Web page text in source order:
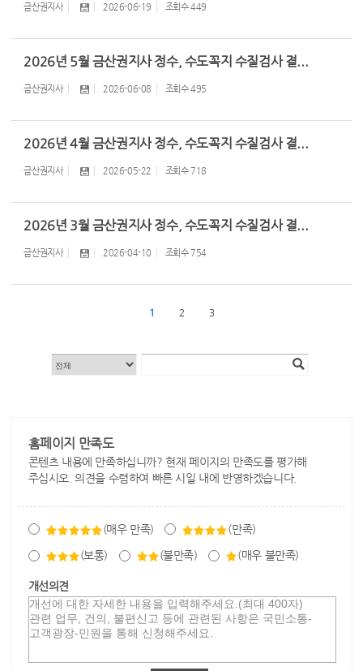
금산권지사 2026-06-19 조회수449
2026년 5월 금산권지사 정수, 수도꼭지 수질검사 결...
금산권지사 2026-06-08 조회수495
2026년 4월 금산권지사 정수, 수도꼭지 수질검사 결...
금산권지사 2026-05-22 조회수718
2026년 3월 금산권지사 정수, 수도꼭지 수질검사 결...
금산권지사 2026-04-10 조회수754
1 2 3
홈페이지 만족도
콘텐츠 내용에 만족하십니까? 현재 페이지의 만족도를 평가해
주십시오. 의견을 수렴하여 빠른 시일 내에 반영하겠습니다.
(매우 만족) (만족)
(보통) (불만족) (매우 불만족)
개선의견